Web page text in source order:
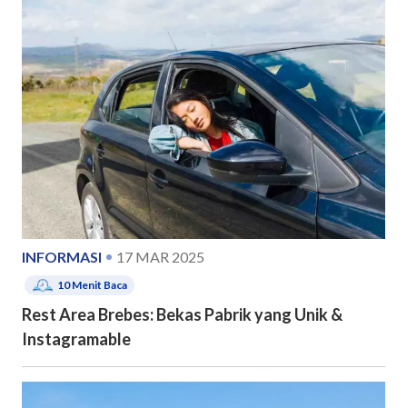
INFORMASI 17 MAR 2025
10Menit Baca
Rest Area Brebes: Bekas Pabrik yang Unik &
Instagramable